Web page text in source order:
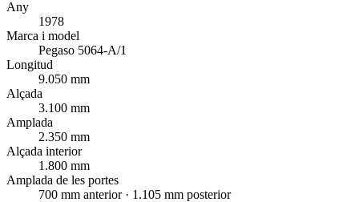
Any
1978
Marca i model
Pegaso 5064-A/1
Longitud
9.050 mm
Alçada
3.100 mm
Amplada
2.350 mm
Alçada interior
1.800 mm
Amplada de les portes
700 mm anterior · 1.105 mm posterior